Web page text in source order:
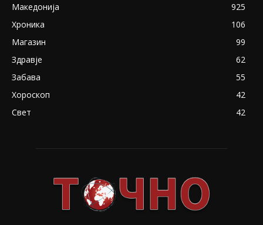
Македонија
925
Хроника
106
Магазин
99
Здравје
62
Забава
55
Хороскоп
42
Свет
42